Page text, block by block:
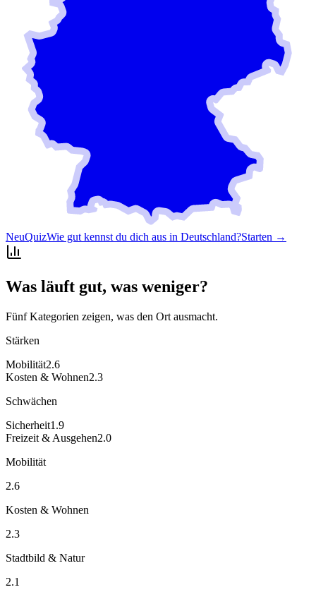
NeuQuizWie gut kennst du dich aus in Deutschland?Starten →
Was läuft gut, was weniger?
Fünf Kategorien zeigen, was den Ort ausmacht.
Stärken
Mobilität2.6
Kosten & Wohnen2.3
Schwächen
Sicherheit1.9
Freizeit & Ausgehen2.0
Mobilität
2.6
Kosten & Wohnen
2.3
Stadtbild & Natur
2.1